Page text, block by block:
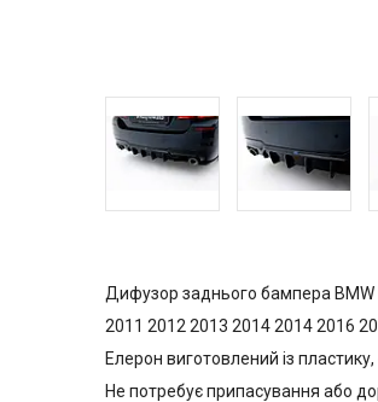
Дифузор заднього бампера BMW
2011 2012 2013 2014 2014 2016
Елерон виготовлений із
Не потребує припасування або